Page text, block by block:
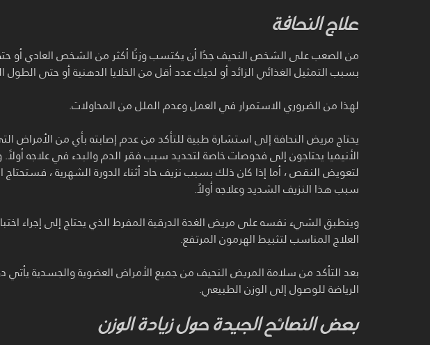
علاج النحافة
من الصعب على الشخص النحيف جدًا أن يكتسب وزنًا أكثر من الشخص العادي أو حتى
بسبب التمثيل الغذائي الزائد أو لديك عدد أقل من الخلايا الدهنية أو حتى
لهذا من الضروري الاستمرار في العمل وعدم الملل من المحاولات.
يحتاج مريض النحافة إلى استشارة طبية للتأكد من عدم إصابته بأي من الأمراض
الأنيميا يحتاجون إلى فحوصات خاصة لتحديد سبب فقر الدم والبدء في علاجه
لتعويض النقص ، أما إذا كان ذلك بسبب نزيف حاد أثناء الدورة الشهرية ،
سبب هذا النزيف الشديد وعلاجه أولاً.
وينطبق الشيء نفسه على مريض الغدة الدرقية المفرط الذي يحتاج إلى إجراء
العلاج المناسب لتثبيط الهرمون المرتفع.
بعد التأكد من سلامة المريض النحيف من جميع الأمراض العضوية والجسدية يأتي
الرياضة للوصول إلى الوزن الطبيعي.
بعض النصائح الجيدة حول زيادة الوزن